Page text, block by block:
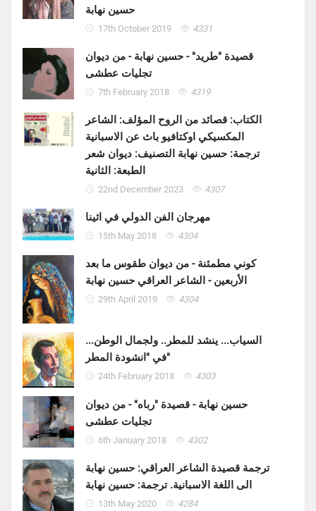
حسين نهابة
17th October 2019 4331
قصيدة "طريد" - حسين نهابة - من ديوان
تجليات عطشى
7th February 2018 4319
الكتاب: قصائد من الروح المؤلف: الشاعر
المكسيكي اوكتافيو باث عن الاسبانية
ترجمة: حسين نهابة التصنيف: ديوان شعر
الطبعة: الثانية
22nd December 2023 4307
مهرجان الفن الدولي في اثينا
15th May 2018 4304
كوني مطمئنة - من ديوان طقوس ما بعد
الأربعين - الشاعر العراقي حسين نهابة
29th April 2019 4304
السياب... ينشد للمطر.. ولجمال الوطن...
في "انشودة المطر"
24th February 2018 4303
حسين نهابة - قصيدة "رباه" - من ديوان
تجليات عطشى
6th January 2018 4302
ترجمة قصيدة الشاعر العراقي: حسين نهابة
الى اللغة الاسبانية. ترجمة: حسين نهابة
13th May 2020 4284